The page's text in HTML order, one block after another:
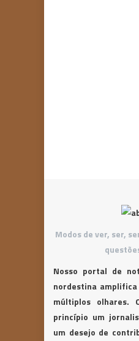
Modos de ver, ser,
Nosso portal de
nordestina
múltiplos olhares.
princípio um
um desejo de